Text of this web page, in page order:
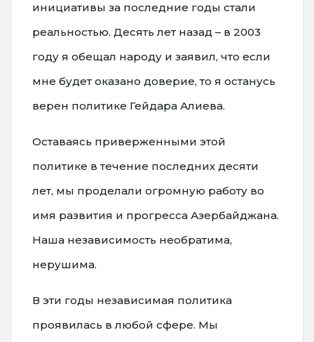
инициативы за последние годы стали
реальностью. Десять лет назад – в 2003
году я обещал народу и заявил, что если
мне будет оказано доверие, то я останусь
верен политике Гейдара Алиева.
Оставаясь приверженными этой
политике в течение последних десяти
лет, мы проделали огромную работу во
имя развития и прогресса Азербайджана.
Наша независимость необратима,
нерушима.
В эти годы независимая политика
проявилась в любой сфере. Мы